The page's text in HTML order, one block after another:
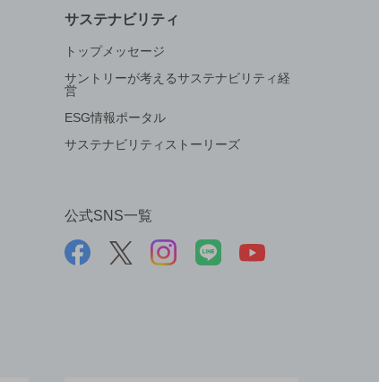
サステナビリティ
トップメッセージ
サントリーが考えるサステナビリティ経
営
ESG情報ポータル
サステナビリティストーリーズ
公式SNS一覧